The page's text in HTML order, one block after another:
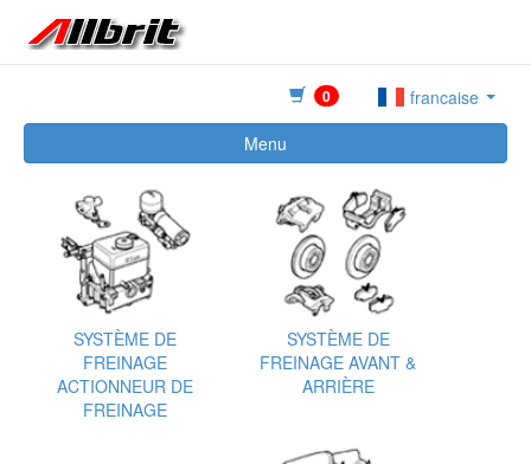
0
francaise
Menu
SYSTÈME DE
FREINAGE
ACTIONNEUR DE
FREINAGE
SYSTÈME DE
FREINAGE AVANT &
ARRIÈRE